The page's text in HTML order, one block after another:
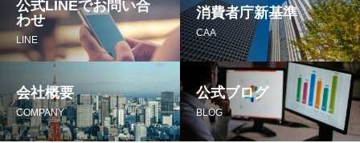
公式LINEでお問い合
わせ
LINE
消費者庁新基準
CAA
会社概要
COMPANY
公式ブログ
BLOG